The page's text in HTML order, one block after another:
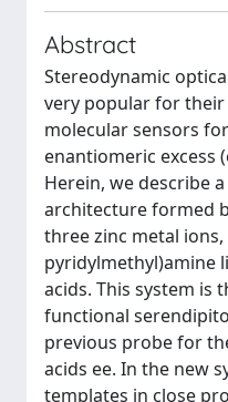
Abstract
Stereodynamic
very popular for their
molecular sensors
enantiomeric excess
Herein, we describe
architecture formed
three zinc metal
pyridylmethyl)amine
acids. This system is
functional
previous probe for
acids ee. In the new
templates in close